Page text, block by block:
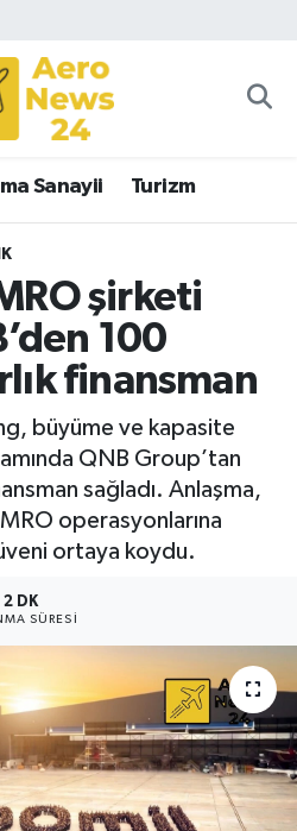
Sanayii Turizm
şirketi
100
finansman
büyüme ve kapasite
QNB Group’tan
sağladı. Anlaşma,
operasyonlarına
ortaya koydu.
2 DK
SÜRESI